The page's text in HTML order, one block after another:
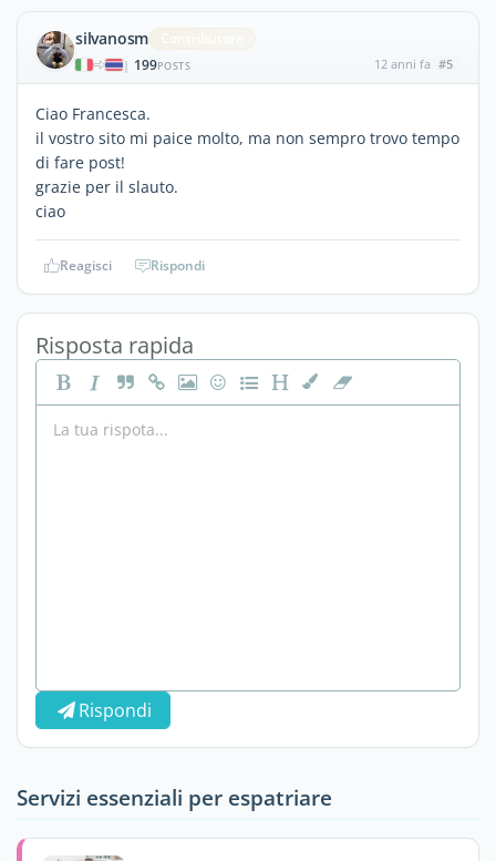
silvanosm Contributore
| 199POSTS 12 anni fa #5
Ciao Francesca.
il vostro sito mi paice molto, ma non sempro trovo tempo
di fare post!
grazie per il slauto.
ciao
Reagisci Rispondi
Risposta rapida
Rispondi
Servizi essenziali per espatriare